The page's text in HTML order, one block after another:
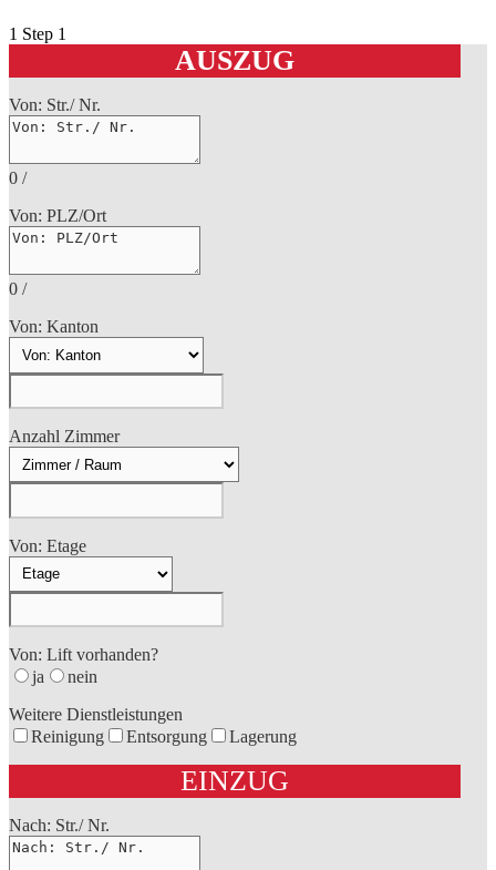
1 Step 1
AUSZUG
Von: Str./ Nr.
0 /
Von: PLZ/Ort
0 /
Von: Kanton
Anzahl Zimmer
Von: Etage
Von: Lift vorhanden?
ja
nein
Weitere Dienstleistungen
Reinigung
Entsorgung Lagerung
EINZUG
Nach: Str./ Nr.